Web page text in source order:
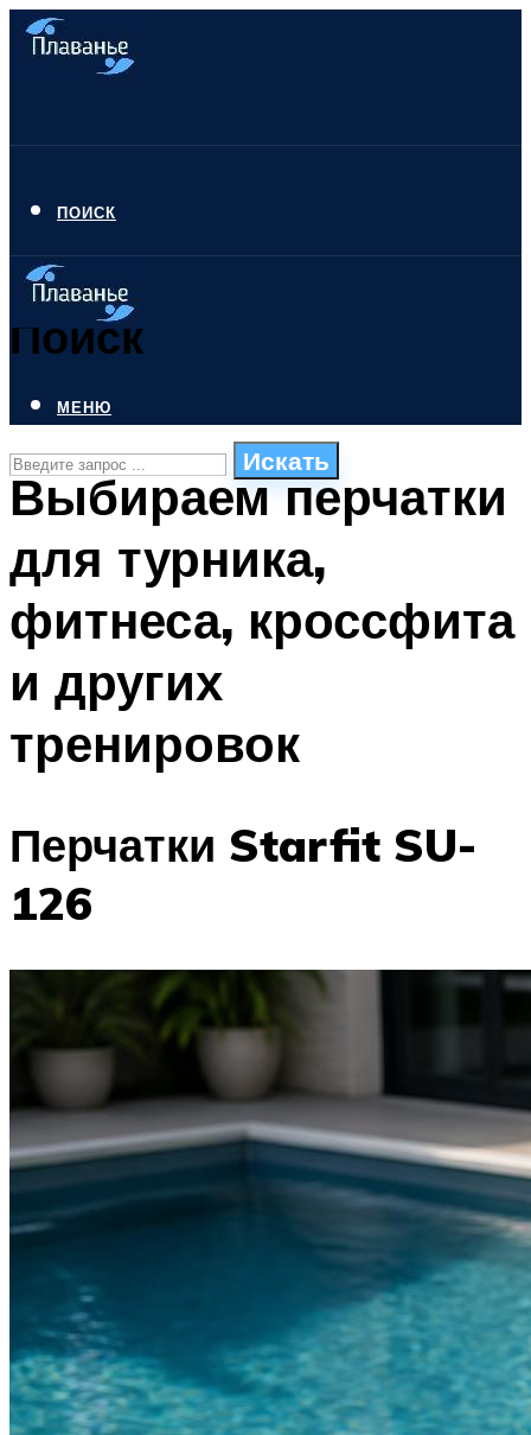
ПОИСК
Поиск
Искать
СТИЛИ ПЛАВАНЬЯ
ПЛАВАНЬЕ ДЛЯ ДЕТЕЙ
БАССЕЙН ДЛЯ ДОМА
МЕНЮ
МЕНЮ
Выбираем перчатки
для турника,
фитнеса, кроссфита
и других
тренировок
Перчатки Starfit SU-
126